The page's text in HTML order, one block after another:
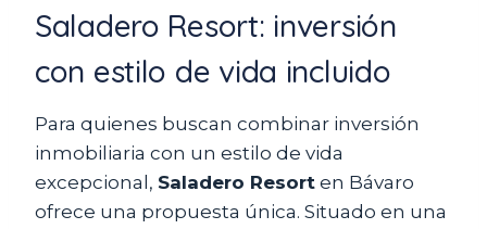
Saladero Resort: inversión
con estilo de vida incluido
Para quienes buscan combinar inversión
inmobiliaria con un estilo de vida
excepcional, Saladero Resort en Bávaro
ofrece una propuesta única. Situado en una